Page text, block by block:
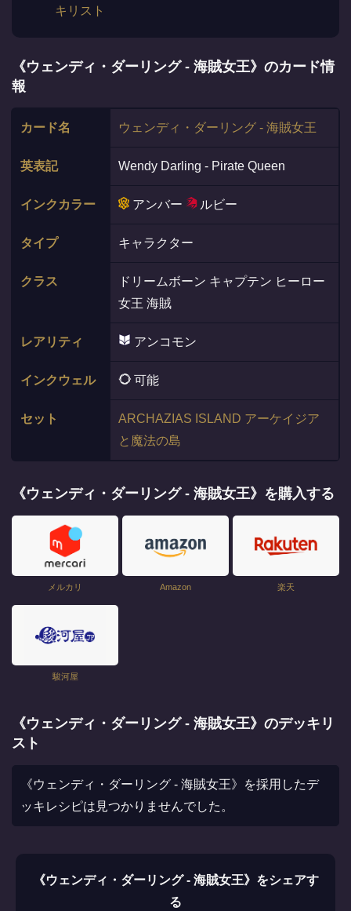
キリスト
《ウェンディ・ダーリング - 海賊女王》のカード情
報
カード名 ウェンディ・ダーリング - 海賊女王
英表記 Wendy Darling - Pirate Queen
インクカラー アンバー ルビー
タイプ キャラクター
クラス
ドリームボーン キャプテン ヒーロー
女王 海賊
レアリティ アンコモン
インクウェル 可能
セット
ARCHAZIAS ISLAND アーケイジア
と魔法の島
《ウェンディ・ダーリング - 海賊女王》を購入する
メルカリ Amazon 楽天
駿河屋
《ウェンディ・ダーリング - 海賊女王》のデッキリ
スト
《ウェンディ・ダーリング - 海賊女王》を採用したデ
ッキレシピは見つかりませんでした。
《ウェンディ・ダーリング - 海賊女王》をシェアす
る